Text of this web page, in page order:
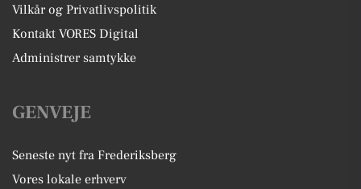
Vilkår og Privatlivspolitik
Kontakt VORES Digital
Administrer samtykke
GENVEJE
Seneste nyt fra Frederiksberg
Vores lokale erhverv